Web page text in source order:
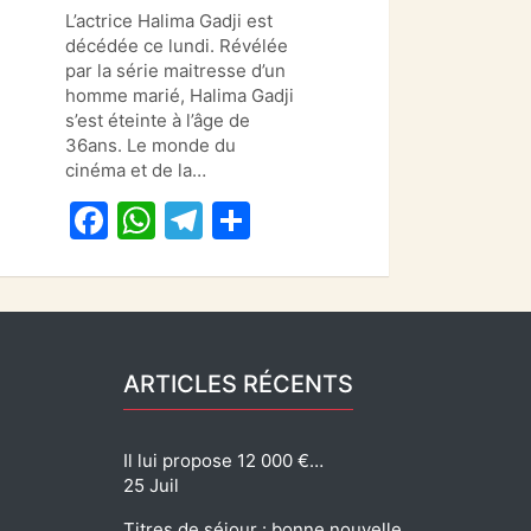
c
e
b
o
o
k
at
s
A
p
p
e
gr
a
m
ta
g
er
L’actrice Halima Gadji est
décédée ce lundi. Révélée
par la série maitresse d’un
homme marié, Halima Gadji
s’est éteinte à l’âge de
36ans. Le monde du
cinéma et de la…
F
b
o
o
k
W
A
p
p
T
a
m
er
ARTICLES RÉCENTS
Il lui propose 12 000 €…
25 Juil